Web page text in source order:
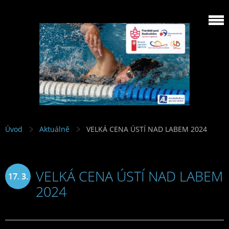
Úvod Aktuálně VELKÁ CENA ÚSTÍ NAD LABEM 2024
17. 3.
VELKÁ CENA ÚSTÍ NAD LABEM
2024